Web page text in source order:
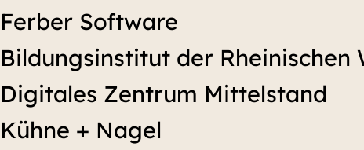
Ferber Software
Bildungsinstitut der Rheinischen
Digitales Zentrum Mittelstand
Kühne + Nagel